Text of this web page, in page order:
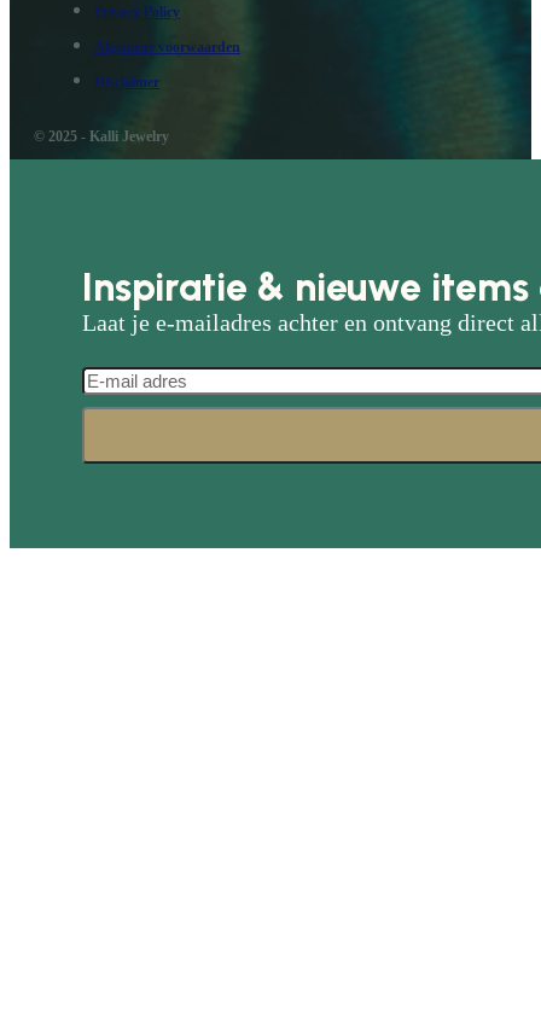
Privacy Policy
Algemene voorwaarden
Disclaimer
© 2025 - Kalli Jewelry
Inspiratie & nieuwe
Laat je e-mailadres achter en ontvang direct